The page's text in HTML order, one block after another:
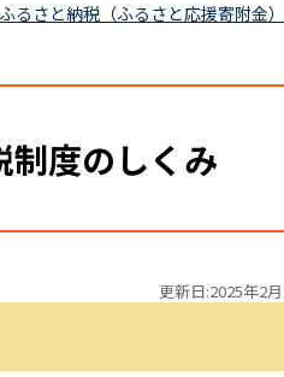
ふるさと納税（ふるさと応援寄附金）
制度のしくみ
更新日:2025年2